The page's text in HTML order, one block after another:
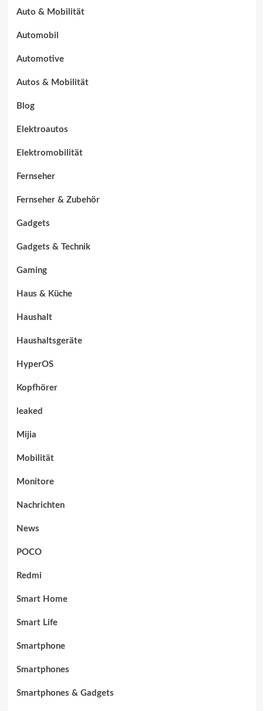
Auto & Mobilität
Automobil
Automotive
Autos & Mobilität
Blog
Elektroautos
Elektromobilität
Fernseher
Fernseher & Zubehör
Gadgets
Gadgets & Technik
Gaming
Haus & Küche
Haushalt
Haushaltsgeräte
HyperOS
Kopfhörer
leaked
Mijia
Mobilität
Monitore
Nachrichten
News
POCO
Redmi
Smart Home
Smart Life
Smartphone
Smartphones
Smartphones & Gadgets